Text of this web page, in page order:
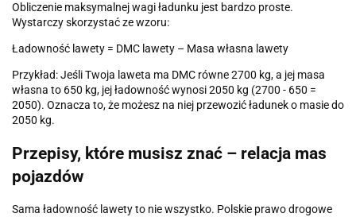
Obliczenie maksymalnej wagi ładunku jest bardzo proste.
Wystarczy skorzystać ze wzoru:
Ładowność lawety = DMC lawety – Masa własna lawety
Przykład: Jeśli Twoja laweta ma DMC równe 2700 kg, a jej masa
własna to 650 kg, jej ładowność wynosi 2050 kg (2700 - 650 =
2050). Oznacza to, że możesz na niej przewozić ładunek o masie do
2050 kg.
Przepisy, które musisz znać – relacja mas
pojazdów
Sama ładowność lawety to nie wszystko. Polskie prawo drogowe